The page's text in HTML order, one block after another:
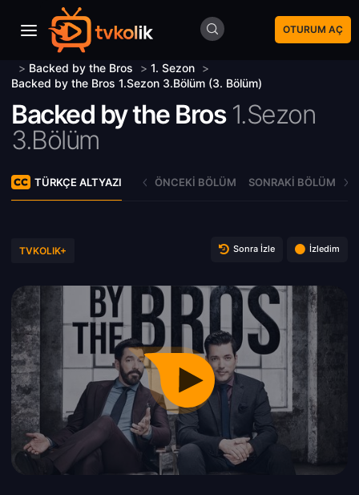
OTURUM AÇ
> Backed by the Bros > 1. Sezon >
Backed by the Bros 1.Sezon 3.Bölüm (3. Bölüm)
Backed by the Bros 1.Sezon
3.Bölüm
TÜRKÇE ALTYAZI ÖNCEKI BÖLÜM SONRAKI BÖLÜM
TVKOLIK+ Sonra İzle İzledim